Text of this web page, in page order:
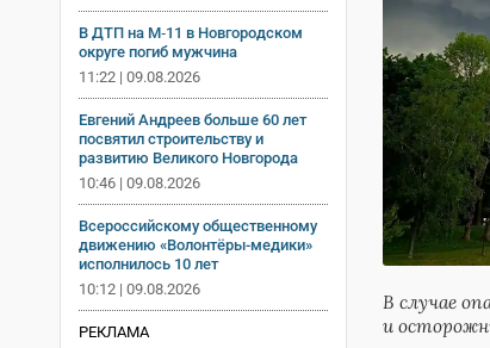
В ДТП на М‑11 в Новгородском
округе погиб мужчина
11:22 | 09.08.2026
Евгений Андреев больше 60 лет
посвятил строительству и
развитию Великого Новгорода
10:46 | 09.08.2026
Всероссийскому общественному
движению «Волонтёры-медики»
исполнилось 10 лет
10:12 | 09.08.2026
РЕКЛАМА
В случае
и